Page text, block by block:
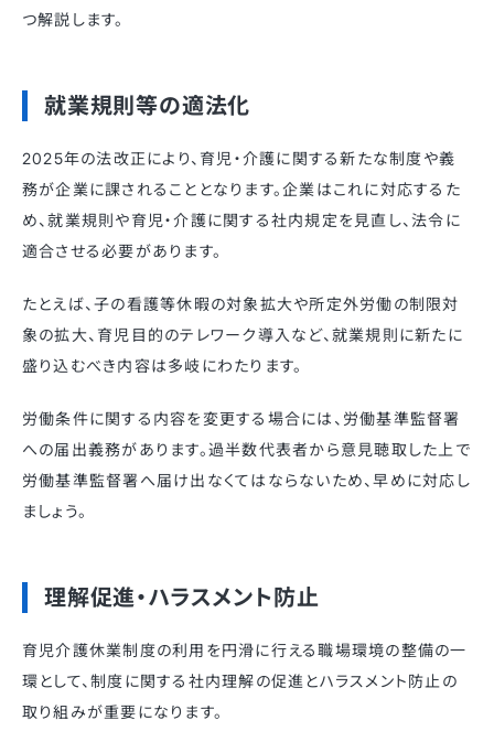
つ解説します。
就業規則等の適法化
2025年の法改正により、育児・介護に関する新たな制度や義
務が企業に課されることとなります。企業はこれに対応するた
め、就業規則や育児・介護に関する社内規定を見直し、法令に
適合させる必要があります。
たとえば、子の看護等休暇の対象拡大や所定外労働の制限対
象の拡大、育児目的のテレワーク導入など、就業規則に新たに
盛り込むべき内容は多岐にわたります。
労働条件に関する内容を変更する場合には、労働基準監督署
への届出義務があります。過半数代表者から意見聴取した上で
労働基準監督署へ届け出なくてはならないため、早めに対応し
ましょう。
理解促進・ハラスメント防止
育児介護休業制度の利用を円滑に行える職場環境の整備の一
環として、制度に関する社内理解の促進とハラスメント防止の
取り組みが重要になります。